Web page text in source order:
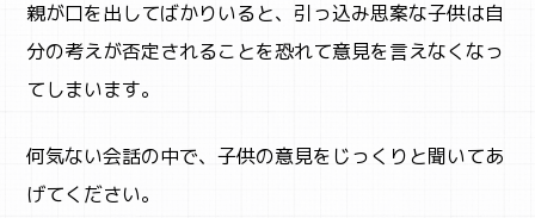
親が口を出してばかりいると、引っ込み思案な子供は自
分の考えが否定されることを恐れて意見を言えなくなっ
てしまいます。
何気ない会話の中で、子供の意見をじっくりと聞いてあ
げてください。